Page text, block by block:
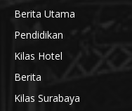
Berita Utama
Pendidikan
Kilas Hotel
Berita
Kilas Surabaya